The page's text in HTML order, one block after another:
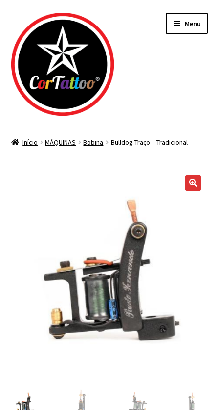
para
navegação
para
o
conteúdo
Menu
Início MÁQUINAS Bobina Bulldog Traço – Tradicional